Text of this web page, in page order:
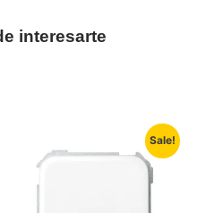
interesarte
Sale!